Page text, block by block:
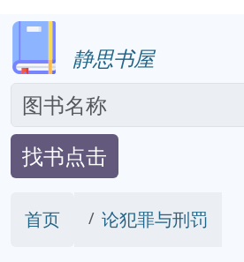
静思书屋
找书点击
首页 论犯罪与刑罚